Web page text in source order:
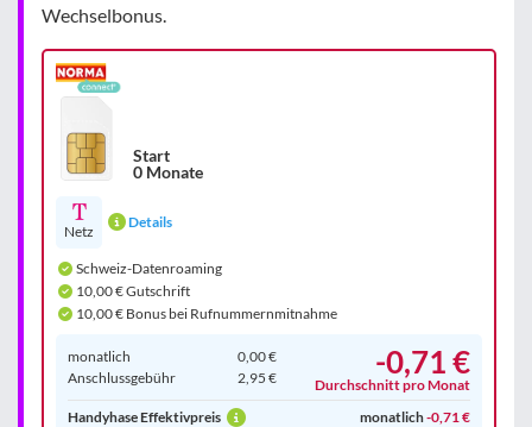
Wechselbonus.
Start
0 Monate
Netz
Details
Schweiz-Datenroaming
10,00 € Gutschrift
10,00 € Bonus bei Rufnummernmitnahme
monatlich
0,00 €
Anschluss­gebühr
2,95 € -0,71 €
Durchschnitt pro Monat
Handyhase Effektivpreis
monatlich-0,71 €